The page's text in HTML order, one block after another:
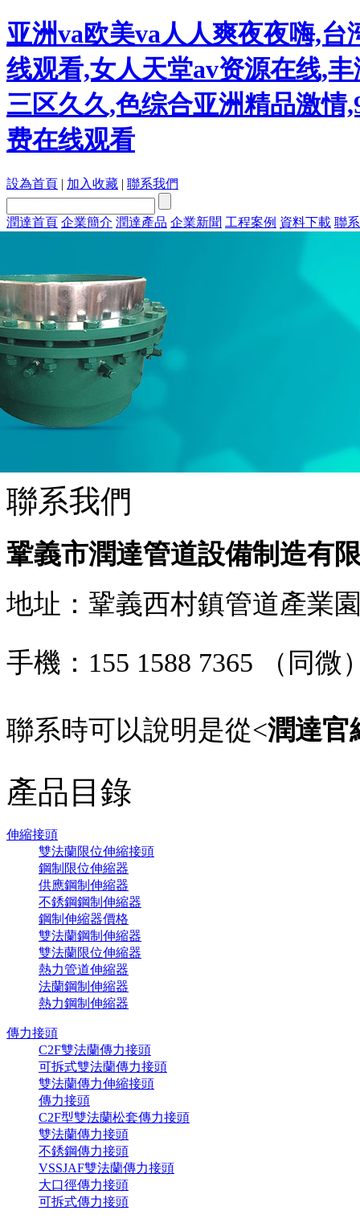
亚洲va欧美va人人爽夜夜嗨,
线观看,女人天堂av资源在线,
三区久久,色综合亚洲精品激情
费在线观看
設為首頁 | 加入收藏 | 聯系我們
潤達首頁 企業簡介 潤達產品 企業新聞 工程案例 資料下載 聯
聯系我們
鞏義市潤達管道設備制造有
地址：鞏義西村鎮管道產業
手機： 155 1588 7365 （同微
聯系時可以說明是從<潤達官
產品目錄
伸縮接頭
雙法蘭限位伸縮接頭
鋼制限位伸縮器
供應鋼制伸縮器
不銹鋼鋼制伸縮器
鋼制伸縮器價格
雙法蘭鋼制伸縮器
雙法蘭限位伸縮器
熱力管道伸縮器
法蘭鋼制伸縮器
熱力鋼制伸縮器
傳力接頭
C2F雙法蘭傳力接頭
可拆式雙法蘭傳力接頭
雙法蘭傳力伸縮接頭
傳力接頭
C2F型雙法蘭松套傳力接頭
雙法蘭傳力接頭
不銹鋼傳力接頭
VSSJAF雙法蘭傳力接頭
大口徑傳力接頭
可拆式傳力接頭